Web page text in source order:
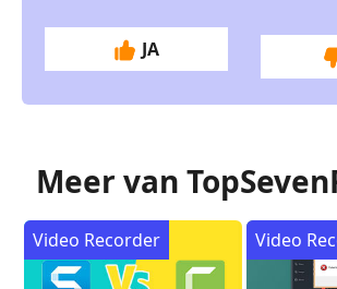
JA
Meer van
Video Recorder Video